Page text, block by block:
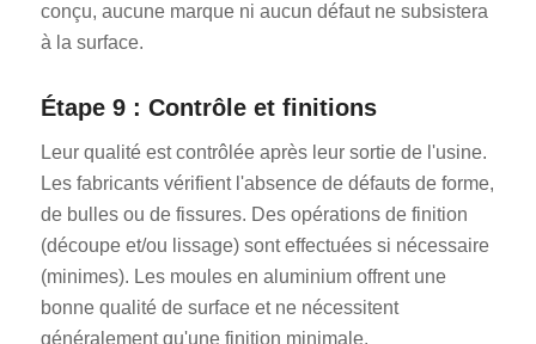
conçu, aucune marque ni aucun défaut ne subsistera
à la surface.
Étape 9 : Contrôle et finitions
Leur qualité est contrôlée après leur sortie de l'usine.
Les fabricants vérifient l'absence de défauts de forme,
de bulles ou de fissures. Des opérations de finition
(découpe et/ou lissage) sont effectuées si nécessaire
(minimes). Les moules en aluminium offrent une
bonne qualité de surface et ne nécessitent
généralement qu'une finition minimale.